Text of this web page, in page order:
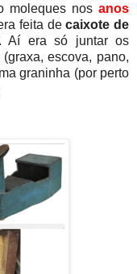
moleques nos anos
feita decaixote de
Aí era só juntar os
escova, pano,
graninha (por perto